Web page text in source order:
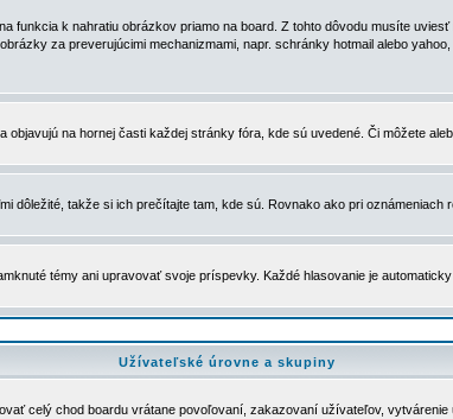
k nahratiu obrázkov priamo na board. Z tohto dôvodu musíte
za preverujúcimi mechanizmami, napr. schránky hotmail alebo
na hornej časti každej stránky fóra, kde sú uvedené. Či môžete
dôležité, takže si ich prečítajte tam, kde sú. Rovnako ako pri
témy ani upravovať svoje príspevky. Každé hlasovanie je
Užívateľské úrovne a skupiny
celý chod boardu vrátane povoľovaní, zakazovaní užívateľov,